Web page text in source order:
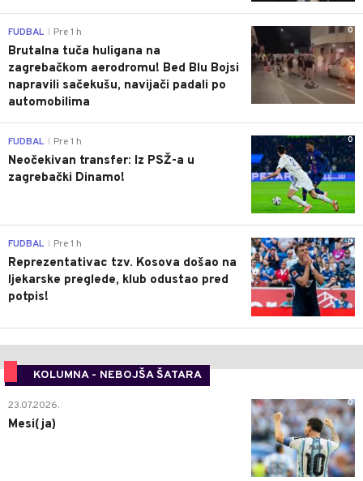
0
FUDBAL Pre 1 h
Brutalna tuča huligana na
zagrebačkom aerodromu! Bed Blu Bojsi
napravili sačekušu, navijači padali po
automobilima
0
FUDBAL Pre 1 h
Neočekivan transfer: Iz PSŽ-a u
zagrebački Dinamo!
0
FUDBAL Pre 1 h
Reprezentativac tzv. Kosova došao na
ljekarske preglede, klub odustao pred
potpis!
KOLUMNA - NEBOJŠA ŠATARA
0
23.07.2026.
Mesi(ja)